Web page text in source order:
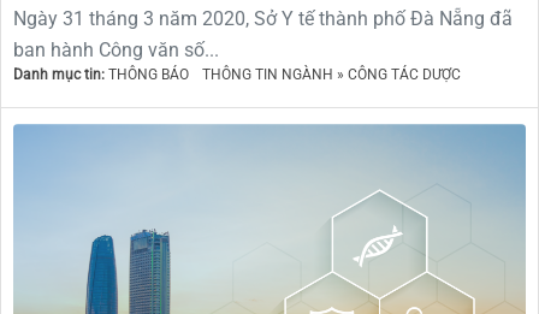
Ngày 31 tháng 3 năm 2020, Sở Y tế thành phố Đà Nẵng đã
ban hành Công văn số...
Danh mục tin: THÔNG BÁO THÔNG TIN NGÀNH » CÔNG TÁC DƯỢC